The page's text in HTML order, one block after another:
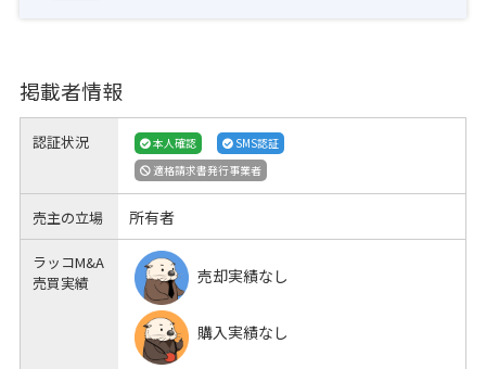
掲載者情報
認証状況 本人確認
SMS認証
適格請求書発行事業者
売主の立場 所有者
ラッコM&A
売買実績
売却実績なし
購入実績なし